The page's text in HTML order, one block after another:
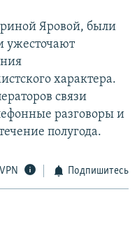
Яровой, были
ужесточают
характера.
связи
разговоры и
полугода.
Подпишитесь